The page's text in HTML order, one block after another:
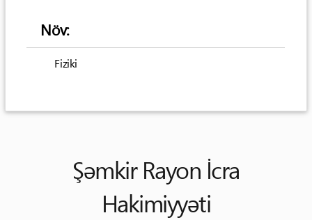
Növ:
Fiziki
Şəmkir Rayon İcra
Hakimiyyəti